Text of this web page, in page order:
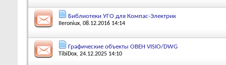
Библиотеки УГО для Компас-Электрик
IIeroniux, 08.12.2016 14:14
Графические объекты ОВЕН VISIO/DWG
TibiDox, 24.12.2025 14:10